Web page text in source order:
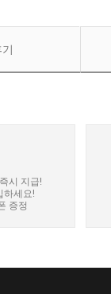
시 지급!
하세요!
증정